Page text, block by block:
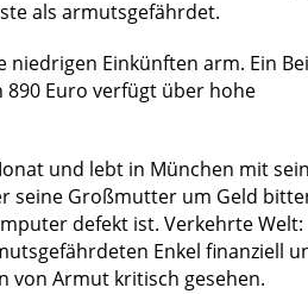
als armutsgefährdet.
Einkünften arm. Ein
890 Euro verfügt über hohe
und lebt in München mit
seine Großmutter um Geld
defekt ist. Verkehrte Welt:
Enkel finanziell
von Armut kritisch gesehen.
Geld verdienen als Tagger für